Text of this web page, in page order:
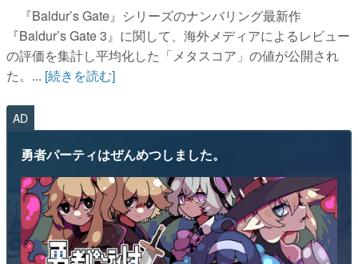
『Baldur’s Gate』シリーズのナンバリング最新作
『Baldur’s Gate 3』に関して、海外メディアによるレビュー
の評価を集計し平均化した「メタスコア」の値が公開され
た。... [続きを読む]
AD
勇者パーティはぜんめつしました。